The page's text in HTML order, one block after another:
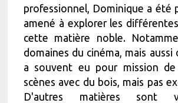
professionnel, Dominique a été
amené à explorer les
cette matière noble.
domaines du cinéma, mais aussi
a souvent eu pour mission
scènes avec du bois, mais pas
D'autres matières sont